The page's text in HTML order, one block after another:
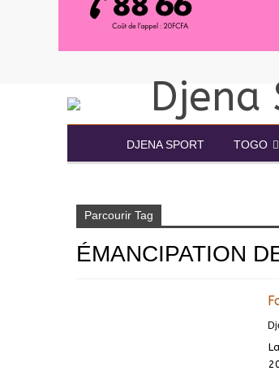
DJENA SPORT TOGO
Parcourir Tag
ÉMANCIPATION